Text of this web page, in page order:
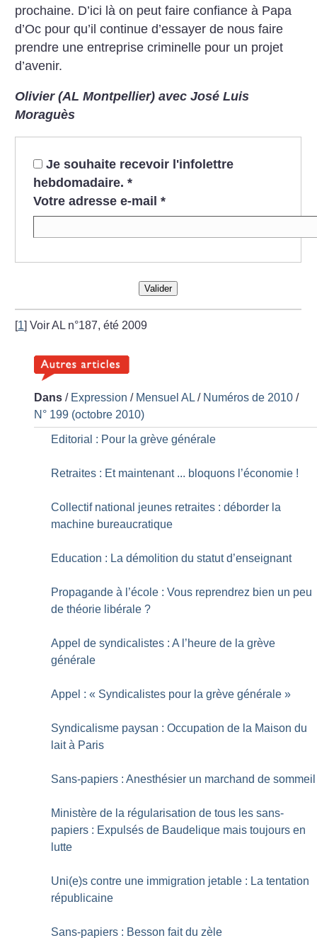
prochaine. D’ici là on peut faire confiance à Papa
d’Oc pour qu’il continue d’essayer de nous faire
prendre une entreprise criminelle pour un projet
d’avenir.
Olivier (AL Montpellier) avec José Luis
Moraguès
Je souhaite recevoir l'infolettre
hebdomadaire. *
Votre adresse e-mail *
Valider
[1]Voir AL n°187, été 2009
Dans / Expression / Mensuel AL / Numéros de 2010 /
N° 199 (octobre 2010)
Editorial : Pour la grève générale
Retraites : Et maintenant ... bloquons l’économie !
Collectif national jeunes retraites : déborder la
machine bureaucratique
Education : La démolition du statut d’enseignant
Propagande à l’école : Vous reprendrez bien un peu
de théorie libérale ?
Appel de syndicalistes : A l’heure de la grève
générale
Appel : « Syndicalistes pour la grève générale »
Syndicalisme paysan : Occupation de la Maison du
lait à Paris
Sans-papiers : Anesthésier un marchand de sommeil
Ministère de la régularisation de tous les sans-
papiers : Expulsés de Baudelique mais toujours en
lutte
Uni(e)s contre une immigration jetable : La tentation
républicaine
Sans-papiers : Besson fait du zèle